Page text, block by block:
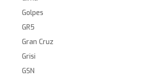
Golpes
GR5
Gran Cruz
Grisi
GSN